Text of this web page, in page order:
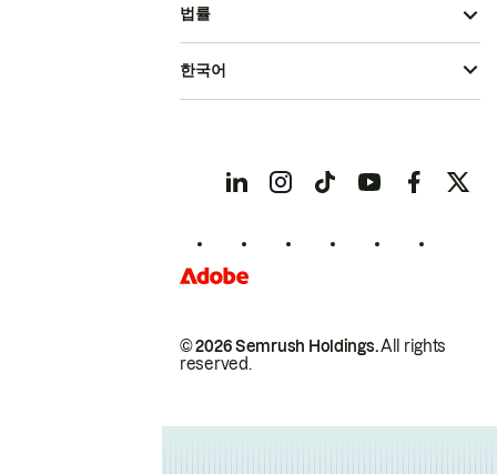
© 2026 Semrush Holdings.All rights
reserved.
법률
한국어